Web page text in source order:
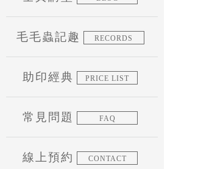
毛毛蟲記趣 RECORDS
助印經典 PRICE LIST
常見問題 FAQ
線上預約 CONTACT